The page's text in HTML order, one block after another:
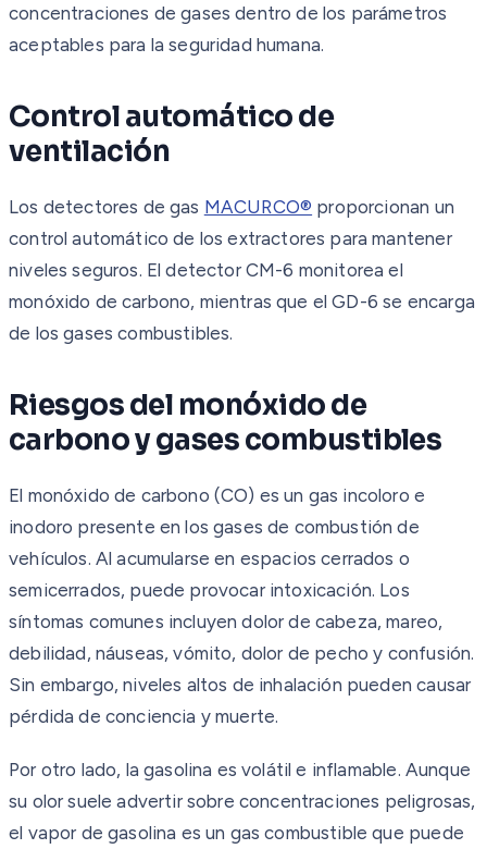
concentraciones de gases dentro de los parámetros
aceptables para la seguridad humana.
Control automático de
ventilación
Los detectores de gas MACURCO® proporcionan un
control automático de los extractores para mantener
niveles seguros. El detector CM-6 monitorea el
monóxido de carbono, mientras que el GD-6 se encarga
de los gases combustibles.
Riesgos del monóxido de
carbono y gases combustibles
El monóxido de carbono (CO) es un gas incoloro e
inodoro presente en los gases de combustión de
vehículos. Al acumularse en espacios cerrados o
semicerrados, puede provocar intoxicación. Los
síntomas comunes incluyen dolor de cabeza, mareo,
debilidad, náuseas, vómito, dolor de pecho y confusión.
Sin embargo, niveles altos de inhalación pueden causar
pérdida de conciencia y muerte.
Por otro lado, la gasolina es volátil e inflamable. Aunque
su olor suele advertir sobre concentraciones peligrosas,
el vapor de gasolina es un gas combustible que puede